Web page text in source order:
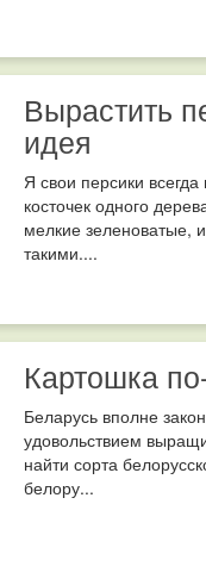
Вырастить
идея
Я свои персики
косточек одного
мелкие зеленоватые,
такими....
Картошка
Беларусь вполне
удовольствием
найти сорта
белору...